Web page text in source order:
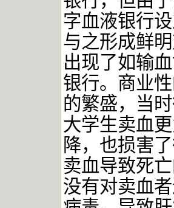
字血液银行
与之形成鲜
出现了如输
银行。商业
的繁盛，当
大学生卖血
降，也损害
卖血导致死
没有对卖血